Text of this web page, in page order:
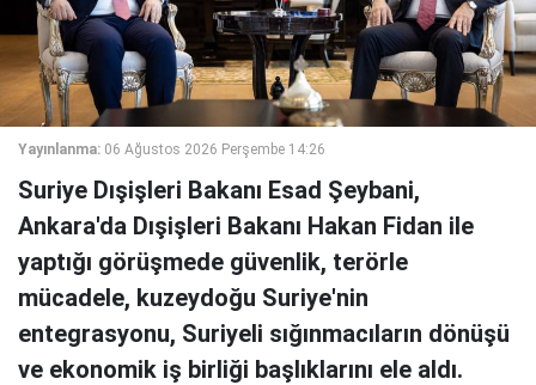
Yayınlanma: 06 Ağustos 2026 Perşembe 14:26
Suriye Dışişleri Bakanı Esad Şeybani,
Ankara'da Dışişleri Bakanı Hakan Fidan ile
yaptığı görüşmede güvenlik, terörle
mücadele, kuzeydoğu Suriye'nin
entegrasyonu, Suriyeli sığınmacıların dönüşü
ve ekonomik iş birliği başlıklarını ele aldı.